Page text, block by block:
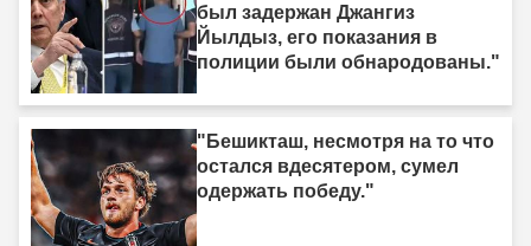
был задержан Джангиз
Йылдыз, его показания в
полиции были обнародованы."
"Бешикташ, несмотря на то что
остался вдесятером, сумел
одержать победу."